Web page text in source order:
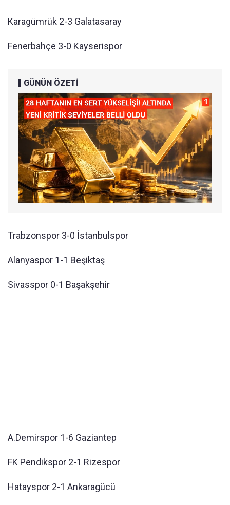
Karagümrük 2-3 Galatasaray
Fenerbahçe 3-0 Kayserispor
GÜNÜN ÖZETİ
Trabzonspor 3-0 İstanbulspor
Alanyaspor 1-1 Beşiktaş
Sivasspor 0-1 Başakşehir
A.Demirspor 1-6 Gaziantep
FK Pendikspor 2-1 Rizespor
Hatayspor 2-1 Ankaragücü